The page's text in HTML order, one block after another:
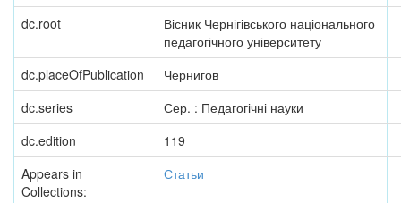
dc.root
Вісник Чернігівського національного
педагогічного університету
dc.placeOfPublication
Чернигов
dc.series
Сер. : Педагогічні науки
dc.edition
119
Appears in
Collections:
Статьи